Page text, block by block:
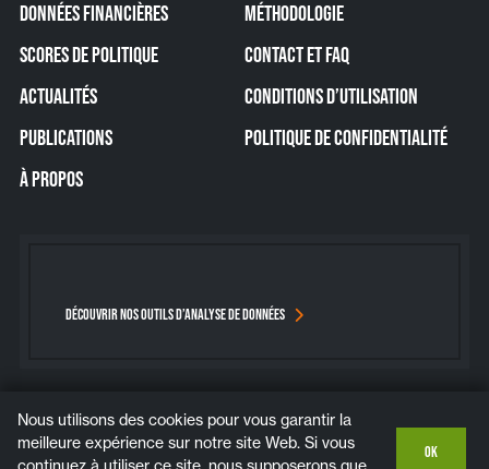
DONNÉES FINANCIÈRES
SCORES DE POLITIQUE
ACTUALITÉS
PUBLICATIONS
À PROPOS
DÉCOUVRIR NOS OUTILS D’ANALYSE DE DONNÉES
MÉTHODOLOGIE
CONTACT ET FAQ
CONDITIONS D’UTILISATION
POLITIQUE DE CONFIDENTIALITÉ
Bluesky InstagramLinkedInYouTube
Nous utilisons des cookies pour vous garantir la
meilleure expérience sur notre site Web. Si vous
OK